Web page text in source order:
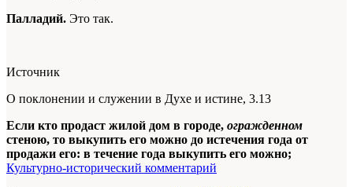
Палладий. Это так.
Источник
О поклонении и служении в Духе и истине, 3.13
Если кто продаст жилой дом в городе, огражденном
стеною, то выкупить его можно до истечения года от
продажи его: в течение года выкупить его можно;
Культурно-исторический комментарий